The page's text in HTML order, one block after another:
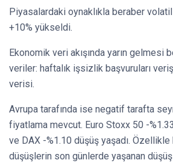
Piyasalardaki oynaklıkla beraber
+10% yükseldi.
Ekonomik veri akışında yarın gelmesi
veriler: haftalık işsizlik başvuruları
verisi.
Avrupa tarafında ise negatif tarafta
fiyatlama mevcut. Euro Stoxx 50 -
ve DAX -%1.10 düşüş yaşadı. Özellikle
düşüşlerin son günlerde yaşanan